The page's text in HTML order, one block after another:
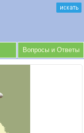
Вопросы и Ответы